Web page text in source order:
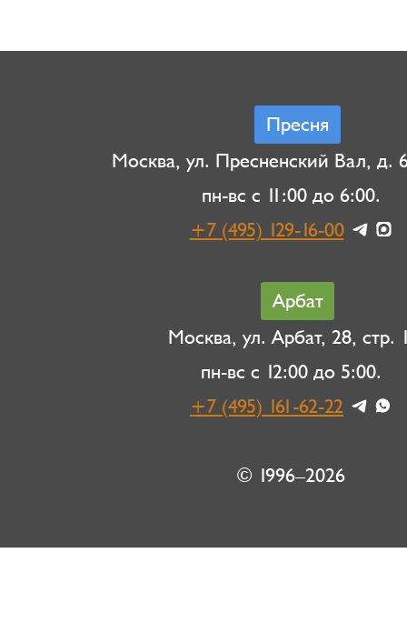
Пресня
Москва, ул. Пресненский Вал, д.
пн-вс с 11:00 до 6:00.
+7 (495) 129-16-00
Арбат
Москва, ул. Арбат, 28, стр.
пн-вс с 12:00 до 5:00.
+7 (495) 161-62-22
© 1996–2026